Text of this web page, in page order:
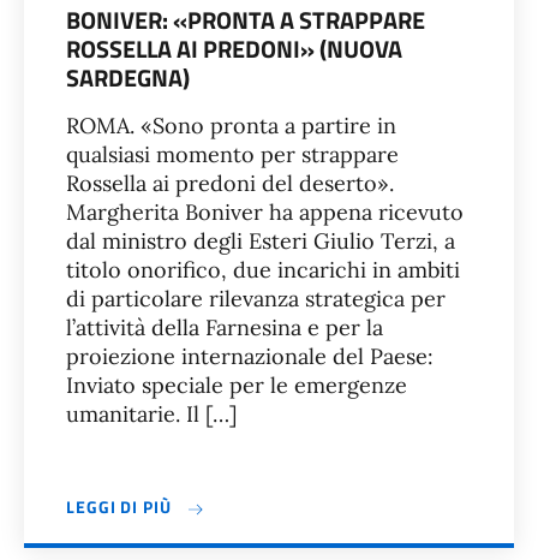
BONIVER: «PRONTA A STRAPPARE
ROSSELLA AI PREDONI» (NUOVA
SARDEGNA)
ROMA. «Sono pronta a partire in
qualsiasi momento per strappare
Rossella ai predoni del deserto».
Margherita Boniver ha appena ricevuto
dal ministro degli Esteri Giulio Terzi, a
titolo onorifico, due incarichi in ambiti
di particolare rilevanza strategica per
l’attività della Farnesina e per la
proiezione internazionale del Paese:
Inviato speciale per le emergenze
umanitarie. Il […]
LEGGI DI PIÙ